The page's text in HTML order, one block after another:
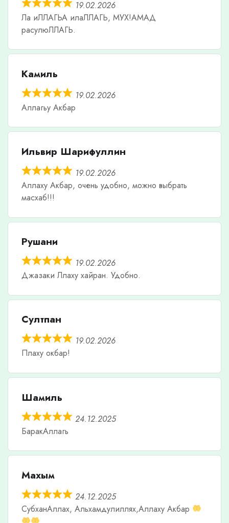
19.02.2026
Ла иЛЛАГЬА илаЛЛАГЬ, МУХ!АМАД
расулюЛЛАГЬ.
Камиль
19.02.2026
Аллагьу Акбар
Ильвир Шарифуллин
19.02.2026
Аллаху Акбар, очень удобно, можно выбрать
масхаб!!!
Рушани
19.02.2026
Джазаки Ллаху хайран. Удобно.
Султпан
19.02.2026
Плаху окбар!
Шамиль
24.12.2025
БаракАллагь
Махым
24.12.2025
СубханАллах, Альхамдулиллях,Аллаху Акбар